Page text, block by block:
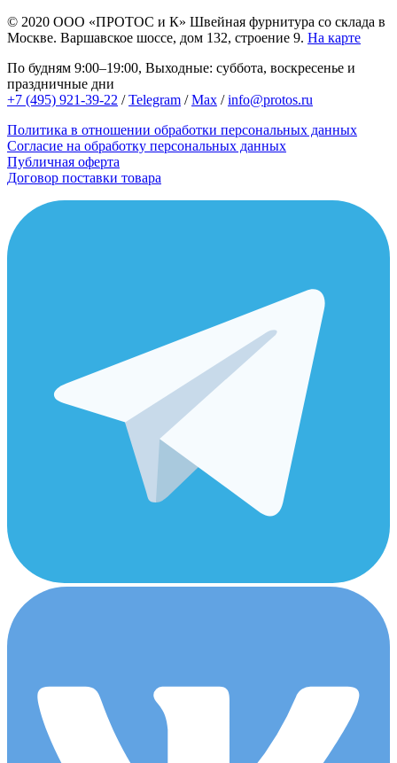
© 2020 ООО «ПРОТОС и К» Швейная фурнитура со склада в
Москве. Варшавское шоссе, дом 132, строение 9. На карте
По будням 9:00–19:00, Выходные: суббота, воскресенье и
праздничные дни
+7 (495) 921-39-22 /Telegram /Max /info@protos.ru
Политика в отношении обработки персональных данных
Согласие на обработку персональных данных
Публичная оферта
Договор поставки товара